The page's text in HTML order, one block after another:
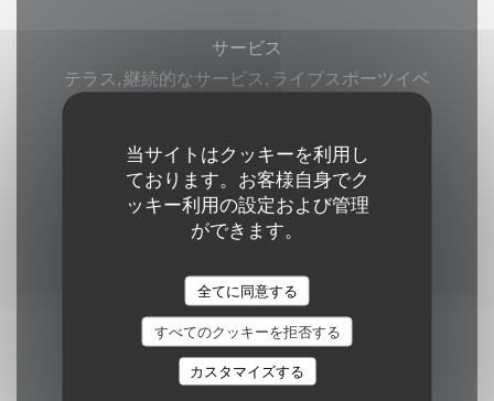
当サイトはクッキーを利用し
ております。お客様自身でク
ッキー利用の設定および管理
ができます。
全てに同意する
すべてのクッキーを拒否する
カスタマイズする
サービス
テラス, 継続的なサービス, ライブスポーツイベ
ご利用可能なお支払い方法
ユーロカード /マスターカード, チケ・レストラ
ン (食券) , 現金, ビザ, カルトブルー
営業時間